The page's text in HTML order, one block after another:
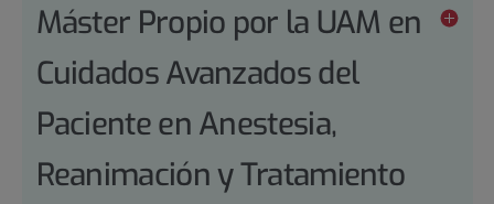
Máster Propio por la UAM en
Cuidados Avanzados del
Paciente en Anestesia,
Reanimación y Tratamiento